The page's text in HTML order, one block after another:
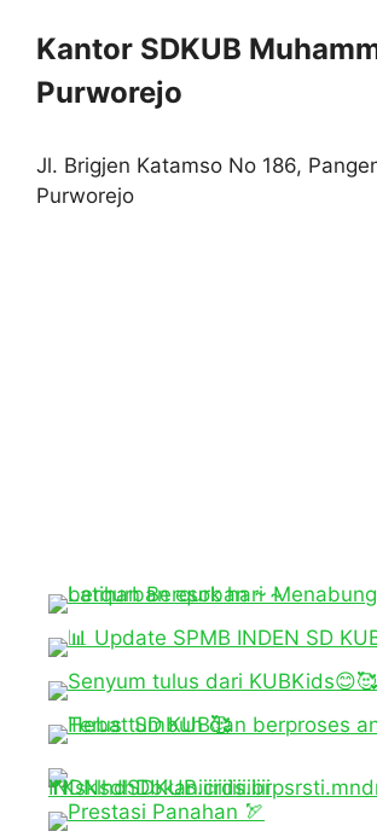
Kantor SDKUB
Purworejo
Jl. Brigjen Katamso No 186,
Purworejo